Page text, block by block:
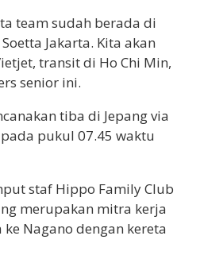
team sudah berada di
Jakarta. Kita akan
transit di Ho Chi Min,
senior ini.
tiba di Jepang via
pukul 07.45 waktu
staf Hippo Family Club
merupakan mitra kerja
Nagano dengan kereta